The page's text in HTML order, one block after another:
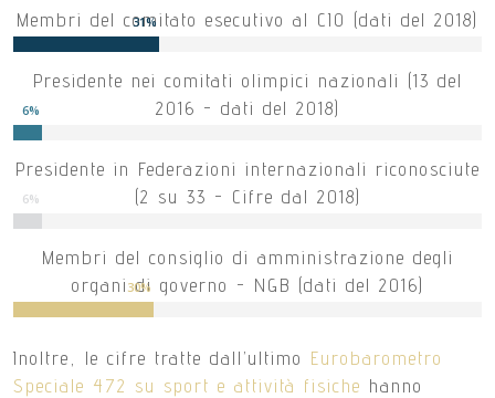
Membri del comitato esecutivo al CIO (dati del 2018)
31%
Presidente nei comitati olimpici nazionali (13 del
2016 - dati del 2018)
6%
Presidente in Federazioni internazionali riconosciute
(2 su 33 - Cifre dal 2018)
6%
Membri del consiglio di amministrazione degli
organi di governo - NGB (dati del 2016)
30%
Inoltre, le cifre tratte dall’ultimo Eurobarometro
Speciale 472 su sport e attività fisiche hanno